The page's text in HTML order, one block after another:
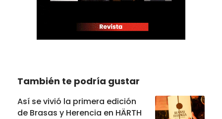
También te podría gustar
Así se vivió la primera edición
de Brasas y Herencia en HÄRTH